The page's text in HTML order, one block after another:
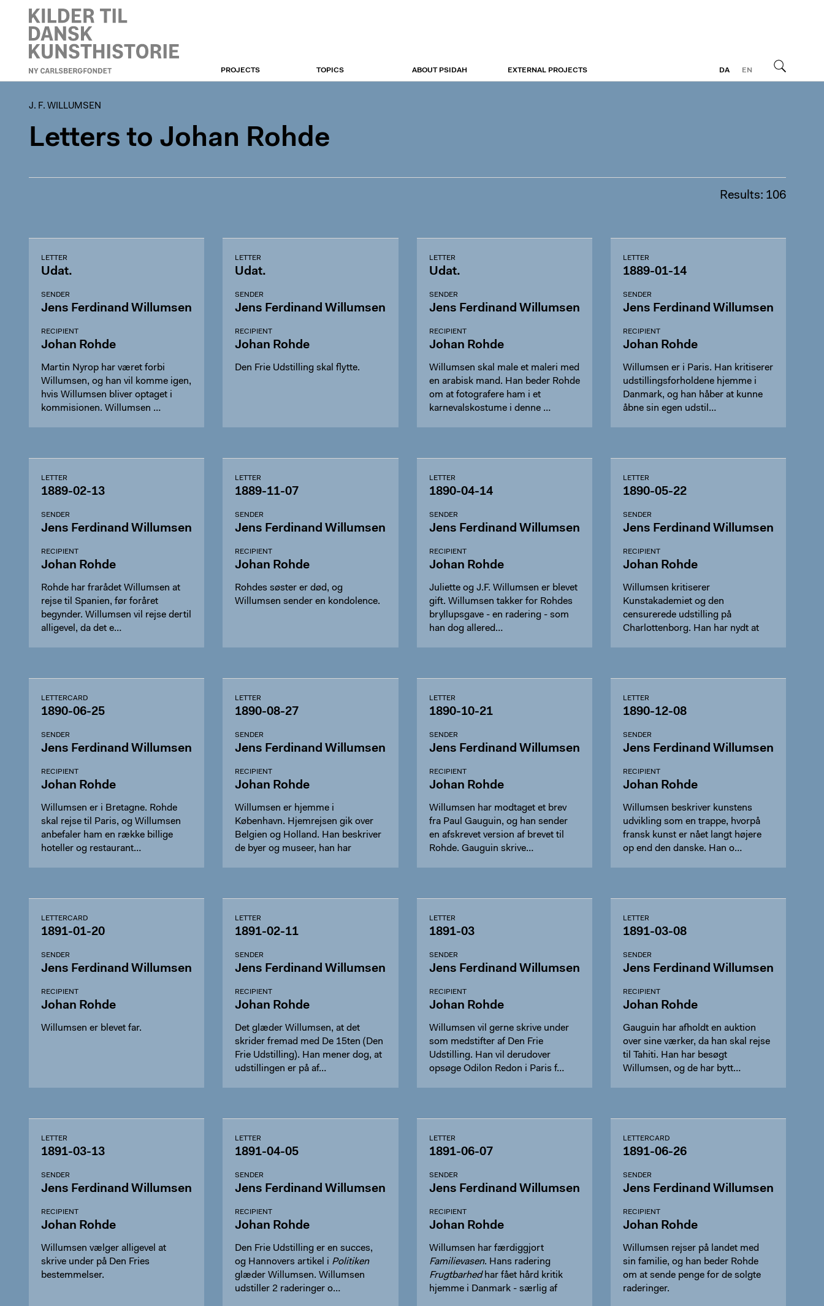
J. F. WILLUMSEN
DA
EN
PROJECTS TOPICS ABOUT PSIDAH EXTERNAL PROJECTS
J. F. WILLUMSEN
Letters to Johan Rohde
Results: 106
LETTER
Udat.
SENDER
Jens Ferdinand Willumsen
RECIPIENT
Johan Rohde
Martin Nyrop har været forbi
Willumsen, og han vil komme igen,
hvis Willumsen bliver optaget i
kommisionen. Willumsen …
LETTER
Udat.
SENDER
Jens Ferdinand Willumsen
RECIPIENT
Johan Rohde
Den Frie Udstilling skal flytte.
LETTER
Udat.
SENDER
Jens Ferdinand Willumsen
RECIPIENT
Johan Rohde
Willumsen skal male et maleri med
en arabisk mand. Han beder Rohde
om at fotografere ham i et
karnevalskostume i denne …
LETTER
1889-01-14
SENDER
Jens Ferdinand Willumsen
RECIPIENT
Johan Rohde
Willumsen er i Paris. Han kritiserer
udstillingsforholdene hjemme i
Danmark, og han håber at kunne
åbne sin egen udstil…
LETTER
1889-02-13
SENDER
Jens Ferdinand Willumsen
RECIPIENT
Johan Rohde
Rohde har frarådet Willumsen at
rejse til Spanien, før foråret
begynder. Willumsen vil rejse dertil
alligevel, da det e…
LETTER
1889-11-07
SENDER
Jens Ferdinand Willumsen
RECIPIENT
Johan Rohde
Rohdes søster er død, og
Willumsen sender en kondolence.
LETTER
1890-04-14
SENDER
Jens Ferdinand Willumsen
RECIPIENT
Johan Rohde
Juliette og J.F. Willumsen er blevet
gift. Willumsen takker for Rohdes
bryllupsgave - en radering - som
han dog allered…
LETTER
1890-05-22
SENDER
Jens Ferdinand Willumsen
RECIPIENT
Johan Rohde
Willumsen kritiserer
Kunstakademiet og den
censurerede udstilling på
Charlottenborg. Han har nydt at
LETTERCARD
1890-06-25
SENDER
Jens Ferdinand Willumsen
RECIPIENT
Johan Rohde
Willumsen er i Bretagne. Rohde
skal rejse til Paris, og Willumsen
anbefaler ham en række billige
hoteller og restaurant…
LETTER
1890-08-27
SENDER
Jens Ferdinand Willumsen
RECIPIENT
Johan Rohde
Willumsen er hjemme i
København. Hjemrejsen gik over
Belgien og Holland. Han beskriver
de byer og museer, han har
LETTER
1890-10-21
SENDER
Jens Ferdinand Willumsen
RECIPIENT
Johan Rohde
Willumsen har modtaget et brev
fra Paul Gauguin, og han sender
en afskrevet version af brevet til
Rohde. Gauguin skrive…
LETTER
1890-12-08
SENDER
Jens Ferdinand Willumsen
RECIPIENT
Johan Rohde
Willumsen beskriver kunstens
udvikling som en trappe, hvorpå
fransk kunst er nået langt højere
op end den danske. Han o…
LETTERCARD
1891-01-20
SENDER
Jens Ferdinand Willumsen
RECIPIENT
Johan Rohde
Willumsen er blevet far.
LETTER
1891-02-11
SENDER
Jens Ferdinand Willumsen
RECIPIENT
Johan Rohde
Det glæder Willumsen, at det
skrider fremad med De 15ten (Den
Frie Udstilling). Han mener dog, at
udstillingen er på af…
LETTER
1891-03
SENDER
Jens Ferdinand Willumsen
RECIPIENT
Johan Rohde
Willumsen vil gerne skrive under
som medstifter af Den Frie
Udstilling. Han vil derudover
opsøge Odilon Redon i Paris f…
LETTER
1891-03-08
SENDER
Jens Ferdinand Willumsen
RECIPIENT
Johan Rohde
Gauguin har afholdt en auktion
over sine værker, da han skal rejse
til Tahiti. Han har besøgt
Willumsen, og de har bytt…
LETTER
1891-03-13
SENDER
Jens Ferdinand Willumsen
RECIPIENT
Johan Rohde
Willumsen vælger alligevel at
skrive under på Den Fries
bestemmelser.
LETTER
1891-04-05
SENDER
Jens Ferdinand Willumsen
RECIPIENT
Johan Rohde
Den Frie Udstilling er en succes,
og Hannovers artikel i Politiken
glæder Willumsen. Willumsen
udstiller 2 raderinger o…
LETTER
1891-06-07
SENDER
Jens Ferdinand Willumsen
RECIPIENT
Johan Rohde
Willumsen har færdiggjort
Familievasen. Hans radering
Frugtbarhedhar fået hård kritik
hjemme i Danmark - særlig af
LETTERCARD
1891-06-26
SENDER
Jens Ferdinand Willumsen
RECIPIENT
Johan Rohde
Willumsen rejser på landet med
sin familie, og han beder Rohde
om at sende penge for de solgte
raderinger.